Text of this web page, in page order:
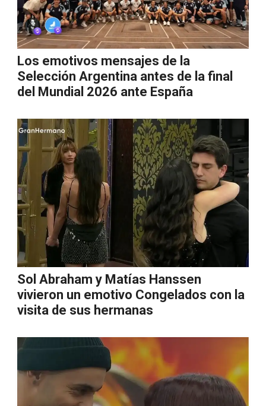
Los emotivos mensajes de la
Selección Argentina antes de la final
del Mundial 2026 ante España
Sol Abraham y Matías Hanssen
vivieron un emotivo Congelados con la
visita de sus hermanas